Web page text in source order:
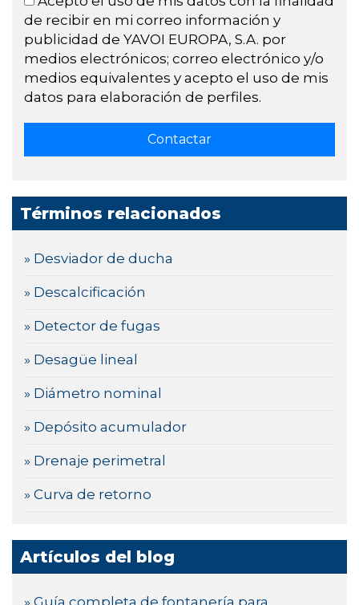
de recibir en mi correo información y
publicidad de YAVOI EUROPA, S.A. por
medios electrónicos; correo electrónico y/o
medios equivalentes y acepto el uso de mis
datos para elaboración de perfiles.
Términos relacionados
» Desviador de ducha
» Descalcificación
» Detector de fugas
» Desagüe lineal
» Diámetro nominal
» Depósito acumulador
» Drenaje perimetral
» Curva de retorno
Artículos del blog